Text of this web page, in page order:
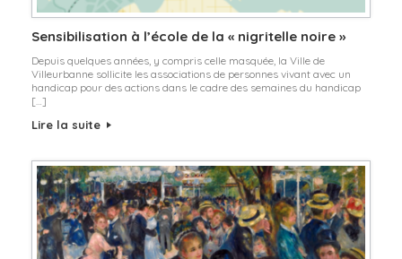
Sensibilisation à l’école de la « nigritelle noire »
Depuis quelques années, y compris celle masquée, la Ville de
Villeurbanne sollicite les associations de personnes vivant avec un
handicap pour des actions dans le cadre des semaines du handicap
[…]
Lire la suite